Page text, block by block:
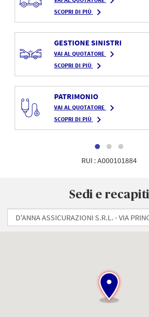
SCOPRI DI PIÙ navigate_next
GESTIONE SINISTRI
VAI AL QUOTATORE navigate_next
SCOPRI DI PIÙ navigate_next
PATRIMONIO
VAI AL QUOTATORE navigate_next
SCOPRI DI PIÙ navigate_next
RUI : A000101884
Sedi e recapiti